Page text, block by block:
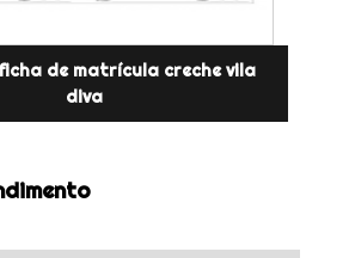
de matrícula creche vila
diva